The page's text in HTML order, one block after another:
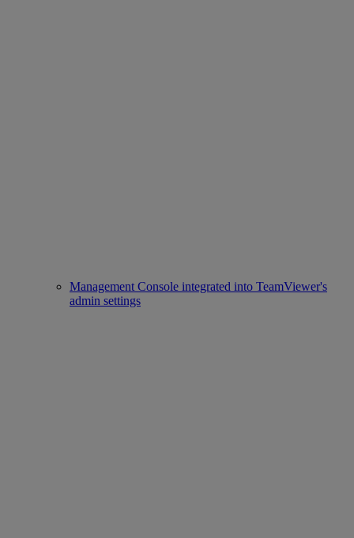
Management Console integrated into TeamViewer's
admin settings